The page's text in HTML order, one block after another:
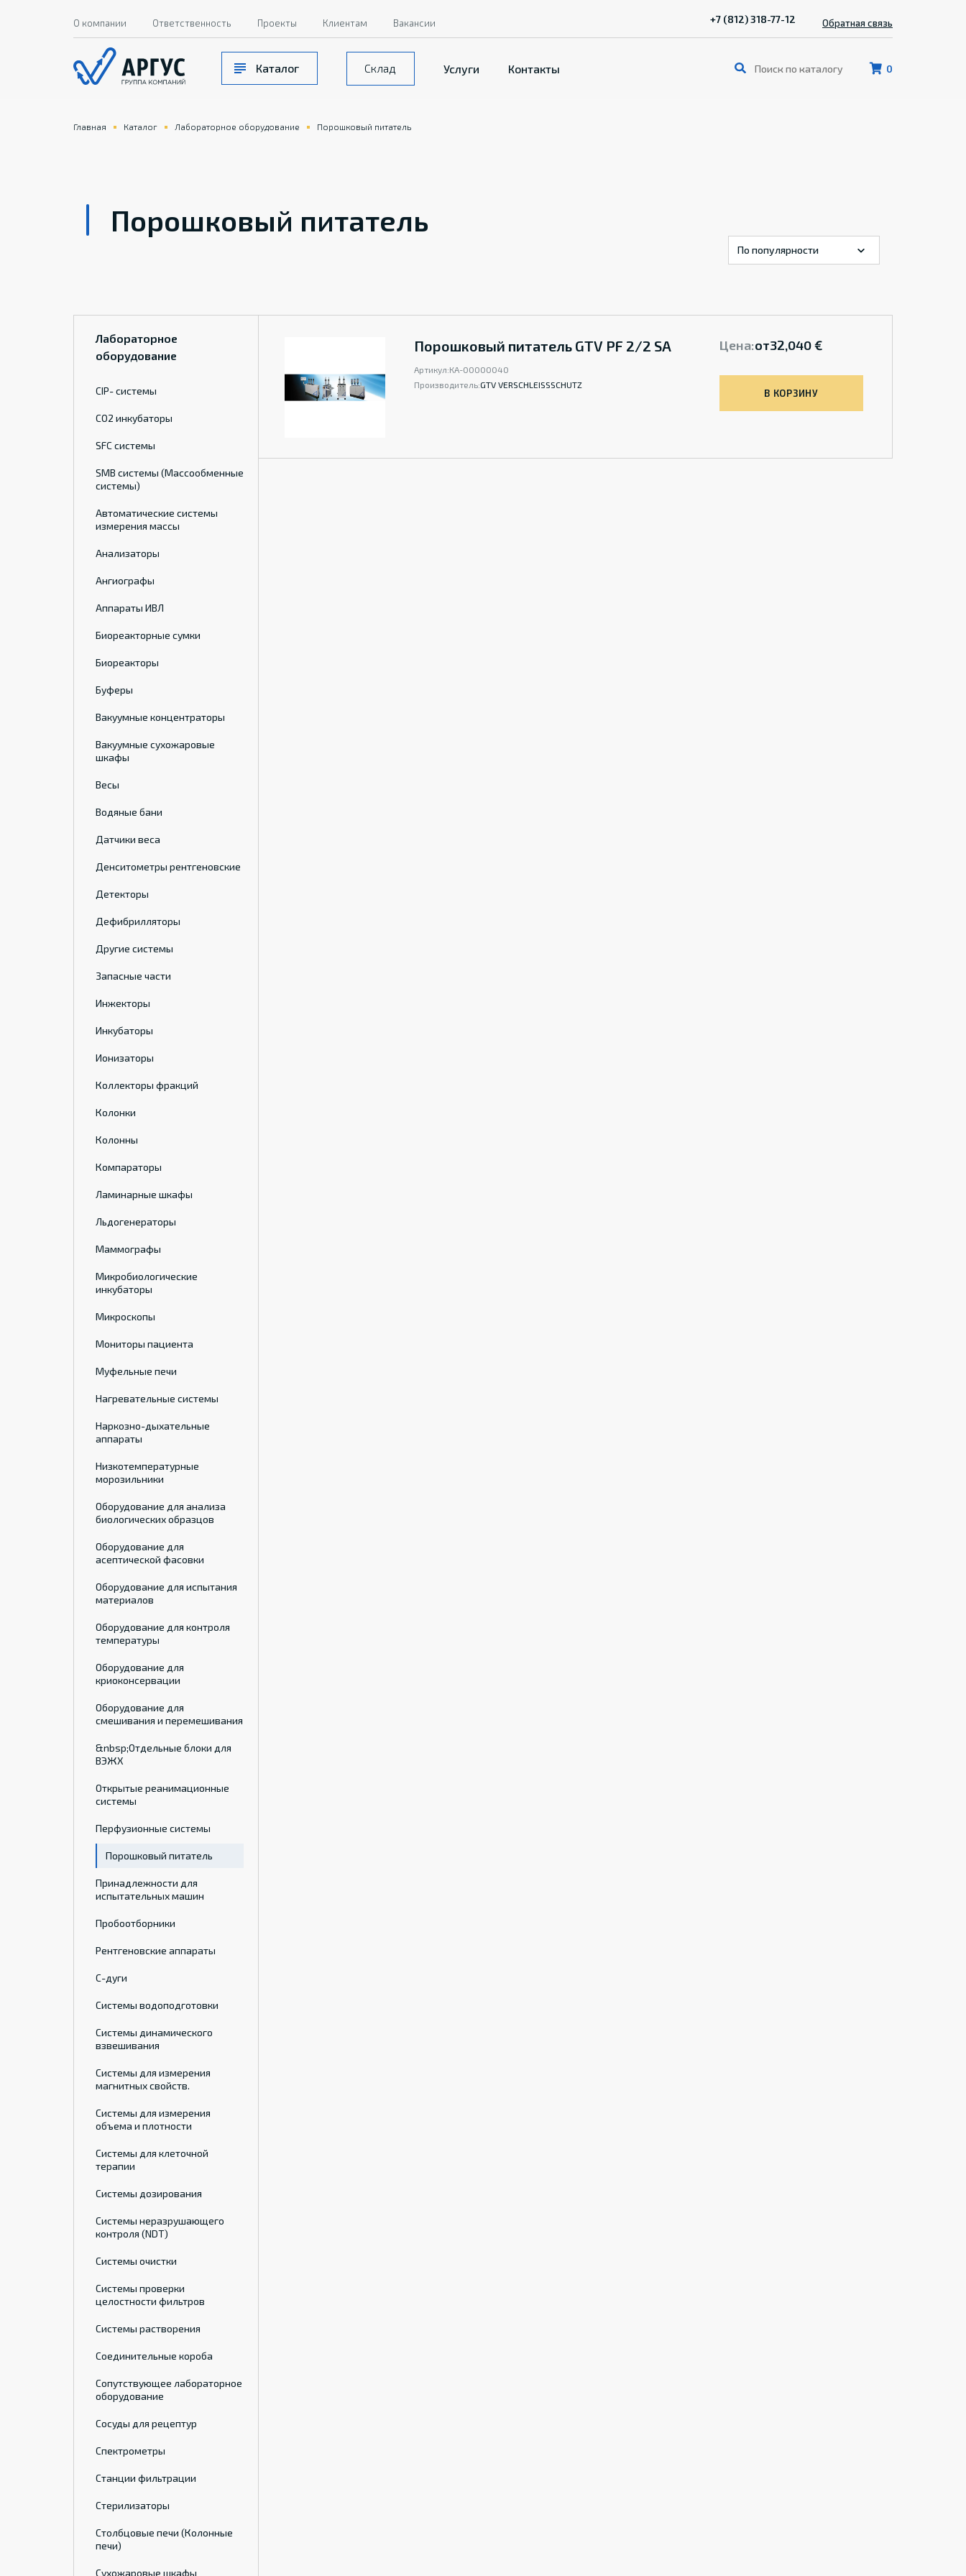
0
Каталог Склад Услуги Контакты
О компании Ответственность Проекты Клиентам Вакансии +7 (812) 318-77-12 Обратная связь
Главная Каталог Лабораторное оборудование Порошковый питатель
Порошковый питатель
Лабораторное
оборудование
CIP- системы
CO2 инкубаторы
SFC системы
SMB системы (Массообменные
системы)
Автоматические системы
измерения массы
Анализаторы
Ангиографы
Аппараты ИВЛ
Биореакторные сумки
Биореакторы
Буферы
Вакуумные концентраторы
Вакуумные сухожаровые
шкафы
Весы
Водяные бани
Датчики веса
Денситометры рентгеновские
Детекторы
Дефибрилляторы
Другие системы
Запасные части
Инжекторы
Инкубаторы
Ионизаторы
Коллекторы фракций
Колонки
Колонны
Компараторы
Ламинарные шкафы
Льдогенераторы
Маммографы
Микробиологические
инкубаторы
Микроскопы
Мониторы пациента
Муфельные печи
Нагревательные системы
Наркозно-дыхательные
аппараты
Низкотемпературные
морозильники
Оборудование для анализа
биологических образцов
Оборудование для
асептической фасовки
Оборудование для испытания
материалов
Оборудование для контроля
температуры
Оборудование для
криоконсервации
Оборудование для
смешивания и перемешивания
&nbsp;Отдельные блоки для
ВЭЖХ
Открытые реанимационные
системы
Перфузионные системы
Порошковый питатель
Принадлежности для
испытательных машин
Пробоотборники
Рентгеновские аппараты
С-дуги
Системы водоподготовки
Системы динамического
взвешивания
Системы для измерения
магнитных свойств.
Системы для измерения
объема и плотности
Системы для клеточной
терапии
Системы дозирования
Системы неразрушающего
контроля (NDT)
Системы очистки
Системы проверки
целостности фильтров
Системы растворения
Соединительные короба
Сопутствующее лабораторное
оборудование
Сосуды для рецептур
Спектрометры
Станции фильтрации
Стерилизаторы
Столбцовые печи (Колонные
печи)
Сухожаровые шкафы
Порошковый питатель GTV PF 2/2 SA
Артикул:КА-00000040
Производитель:GTV VERSCHLEISSSCHUTZ
Цена:от32,040 €
В КОРЗИНУ